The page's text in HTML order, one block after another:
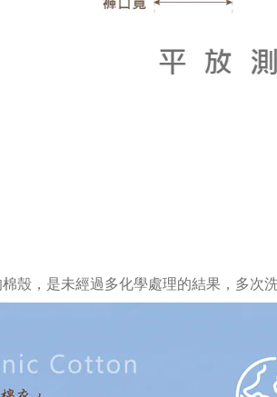
殼，是未經過多化學處理的結果，多次